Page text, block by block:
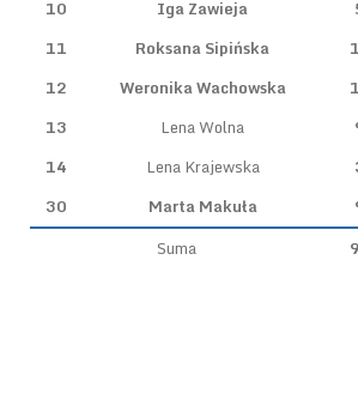
10
Iga Zawieja
11
Roksana Sipińska
12
Weronika Wachowska
13
Lena Wolna
14
Lena Krajewska
30
Marta Makuła
Suma